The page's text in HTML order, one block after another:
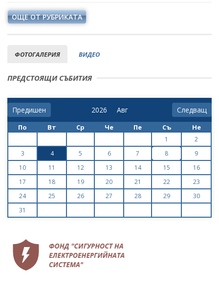
ОЩЕ ОТ РУБРИКАТА
ФОТОГАЛЕРИЯ ВИДЕО
ПРЕДСТОЯЩИ СЪБИТИЯ
Предишен Следващ
По Вт Ср Че Пе Съ Не
1
2
3
4 5 6 7 8
9
10
11 12 13 14 15
16
17
18 19 20 21 22
23
24
25 26 27 28 29
30
31